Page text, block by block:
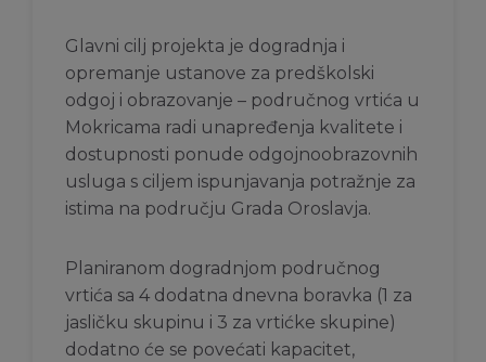
Glavni cilj projekta je dogradnja i
opremanje ustanove za predškolski
odgoj i obrazovanje – područnog vrtića u
Mokricama radi unapređenja kvalitete i
dostupnosti ponude odgojnoobrazovnih
usluga s ciljem ispunjavanja potražnje za
istima na području Grada Oroslavja.
Planiranom dogradnjom područnog
vrtića sa 4 dodatna dnevna boravka (1 za
jasličku skupinu i 3 za vrtićke skupine)
dodatno će se povećati kapacitet,